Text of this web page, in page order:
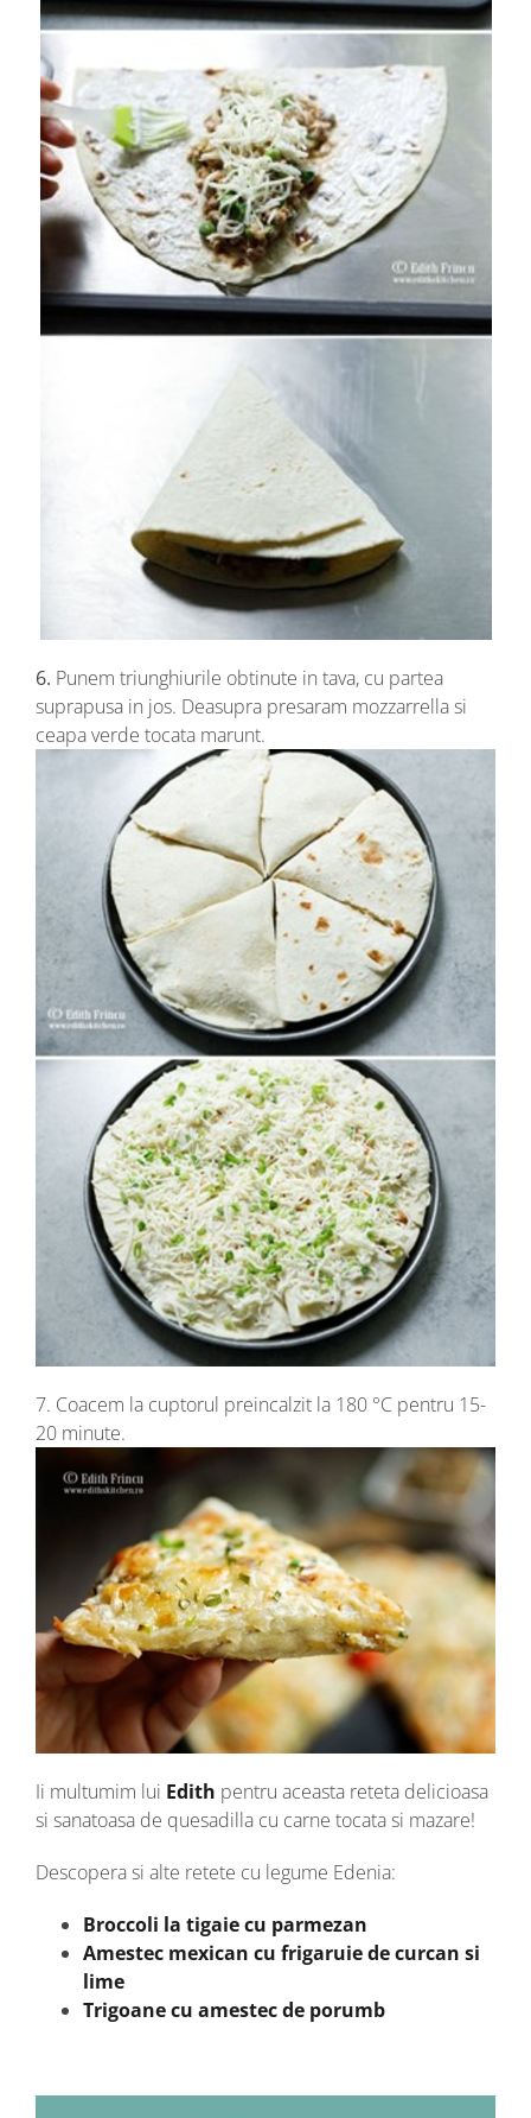
6. Punem triunghiurile obtinute in tava, cu partea
suprapusa in jos. Deasupra presaram mozzarrella si
ceapa verde tocata marunt.
7. Coacem la cuptorul preincalzit la 180 °C pentru 15-
20 minute.
Ii multumim lui Edith pentru aceasta reteta delicioasa
si sanatoasa de quesadilla cu carne tocata si mazare!
Descopera si alte retete cu legume Edenia:
Broccoli la tigaie cu parmezan
Amestec mexican cu frigaruie de curcan si
lime
Trigoane cu amestec de porumb